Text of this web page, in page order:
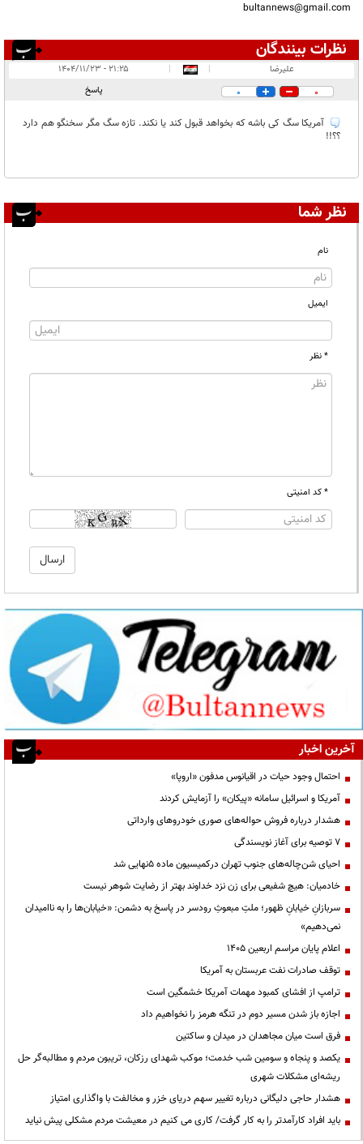
bultannews@gmail.com
نظرات بینندگان
در انتظار بررسی:
علیرضا |
|
۲۱:۲۵ - ۱۴۰۴/۱۱/۲۳
0
0 پاسخ
آمریکا سگ کی باشه که بخواهد قبول کند یا نکند. تازه سگ مگر سخنگو هم دارد
؟؟!!
نظر شما
نام
ایمیل
* نظر
* کد امنیتی
آخرین اخبار
احتمال وجود حیات در اقیانوس مدفون «اروپا»
آمریکا و اسرائیل سامانه «پیکان» را آزمایش کردند
هشدار درباره فروش حواله‌های صوری خودروهای وارداتی
۷ توصیه برای آغاز نویسندگی
احیای شن‌چاله‌های جنوب تهران درکمیسیون ماده ۵نهایی شد
خادمیان: هیچ شفیعی برای زن نزد خداوند بهتر از رضایت شوهر نیست
سربازانِ خیابانِ ظهور؛ ملتِ مبعوثِ رودسر در پاسخ به دشمن: «خیابان‌ها را به ناامیدان
نمی‌دهیم»
اعلام پایان مراسم اربعین ۱۴۰۵
توقف صادرات نفت عربستان به آمریکا
ترامپ از افشای کمبود مهمات آمریکا خشمگین است
اجازه باز شدن مسیر دوم در تنگه هرمز را نخواهیم داد
فرق است میان مجاهدان در میدان و ساکتین
یکصد و پنجاه و سومین شب خدمت؛ موکب شهدای رزکان، تریبون مردم و مطالبه‌گر حل
ریشه‌ای مشکلات شهری
هشدار حاجی دلیگانی درباره تغییر سهم دریای خزر و مخالفت با واگذاری امتیاز
باید افراد کارآمدتر را به کار گرفت/ کاری می کنیم در معیشت مردم مشکلی پیش نیاید